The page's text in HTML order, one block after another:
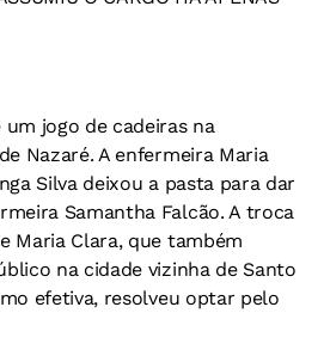
um jogo de cadeiras na
Nazaré. A enfermeira Maria
Silva deixou a pasta para dar
Samantha Falcão. A troca
Maria Clara, que também
na cidade vizinha de Santo
efetiva, resolveu optar pelo